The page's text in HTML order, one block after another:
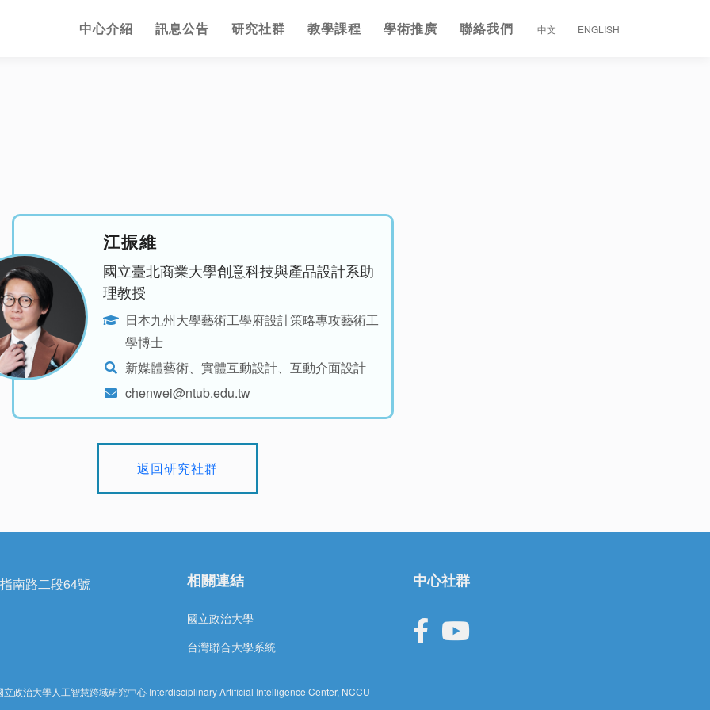
中心介紹 訊息公告 研究社群 教學課程 學術推廣 聯絡我們 中文 | ENGLISH
江振維
國立臺北商業大學創意科技與產品設計系助
理教授
日本九州大學藝術工學府設計策略專攻藝術工
學博士
新媒體藝術、實體互動設計、互動介面設計
chenwei@ntub.edu.tw
返回研究社群
南路二段64號 相關連結
國立政治大學
台灣聯合大學系統
中心社群
立政治大學人工智慧跨域研究中心 Interdisciplinary Artificial Intelligence Center, NCCU